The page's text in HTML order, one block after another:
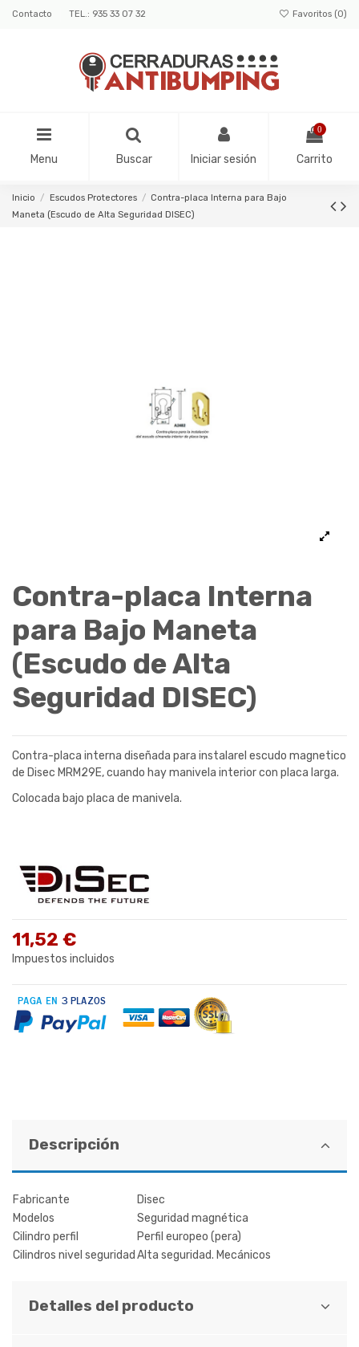
Contacto TEL.: 935 33 07 32 Favoritos (0)
Menu Buscar Iniciar sesión
0
Carrito
Inicio Escudos Protectores
Contra-placa Interna para Bajo
Maneta (Escudo de Alta Seguridad DISEC)
Contra-placa Interna
para Bajo Maneta
(Escudo de Alta
Seguridad DISEC)
Contra-placa interna diseñada para instalarel escudo magnetico
de Disec MRM29E, cuando hay manivela interior con placa larga.
Colocada bajo placa de manivela.
11,52 €
Impuestos incluidos
Descripción
Fabricante
Disec
Modelos
Seguridad magnética
Cilindro perfil
Perfil europeo (pera)
Cilindros nivel seguridad Alta seguridad. Mecánicos
Detalles del producto